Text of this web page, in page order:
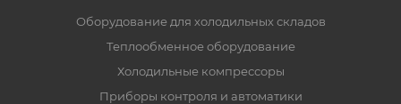
Оборудование для холодильных складов
Теплообменное оборудование
Холодильные компрессоры
Приборы контроля и автоматики